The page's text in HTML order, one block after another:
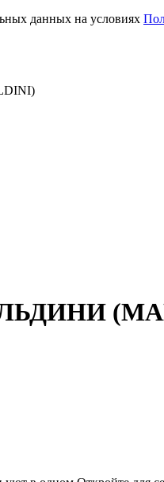
данных на условиях